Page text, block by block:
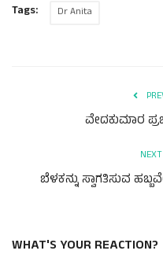
Tags: Dr Anita
ವೇದಕುಮಾರ
ಬೆಳಕನ್ನು ಸ್ವಾಗತಿಸುವ
WHAT'S YOUR REACTION?